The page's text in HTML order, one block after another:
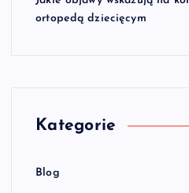
ortopedą dziecięcym
Kategorie
Blog